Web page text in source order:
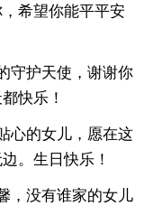
希望你能平平安
守护天使，谢谢你
快乐！
心的女儿，愿在这
。生日快乐！
，没有谁家的女儿